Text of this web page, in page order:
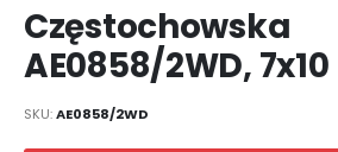
początek
galerii
Częstochowska
AE0858/2WD, 7x10
SKU AE0858/2WD